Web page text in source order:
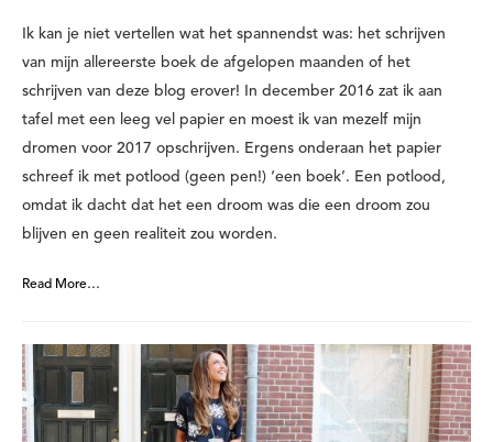
Ik kan je niet vertellen wat het spannendst was: het schrijven
van mijn allereerste boek de afgelopen maanden of het
schrijven van deze blog erover! In december 2016 zat ik aan
tafel met een leeg vel papier en moest ik van mezelf mijn
dromen voor 2017 opschrijven. Ergens onderaan het papier
schreef ik met potlood (geen pen!) ‘een boek’. Een potlood,
omdat ik dacht dat het een droom was die een droom zou
blijven en geen realiteit zou worden.
Read More…